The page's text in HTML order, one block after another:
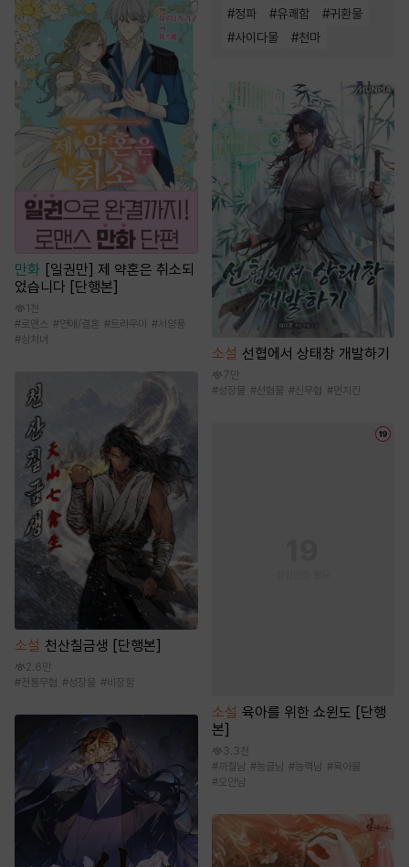
만화 [일권만] 제 약혼은 취소되
었습니다 [단행본]
1천
#로맨스 #연애/결혼 #트라우마 #서양풍
#상처녀
소설 천산칠금생 [단행본]
2.6만
#전통무협 #성장물 #비장함
#정파 #유쾌함 #귀환물
#사이다물 #천마
소설 선협에서 상태창 개발하기
7만
#성장물 #선협물 #신무협 #먼치킨
소설 육아를 위한 쇼윈도 [단행
본]
3.3천
#까칠남 #능글남 #능력남 #육아물
#오만남